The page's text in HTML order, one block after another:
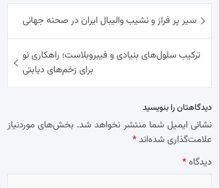
ok
Ap
p
Lin
k
Mai
l
am
راهبری
نوشته‌ها
سیر پر فراز و نشیب والیبال ایران در صحنه جهانی
ترکیب سلول‌های بنیادی و فیبروبلاست؛ راهکاری نو
برای زخم‌های دیابتی
دیدگاهتان را بنویسید
نشانی ایمیل شما منتشر نخواهد شد. بخش‌های موردنیاز
علامت‌گذاری شده‌اند *
دیدگاه *